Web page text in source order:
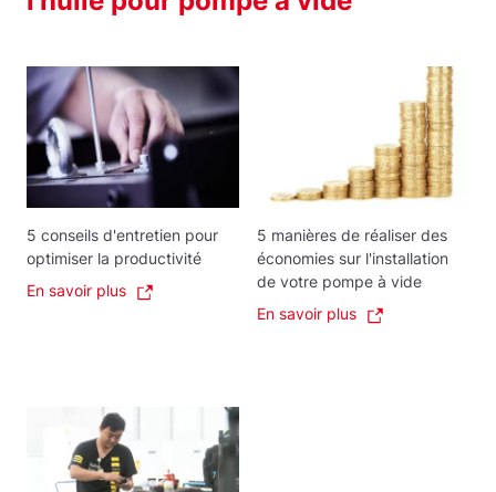
5 conseils d'entretien pour
optimiser la productivité
En savoir plus
5 manières de réaliser des
économies sur l'installation
de votre pompe à vide
En savoir plus